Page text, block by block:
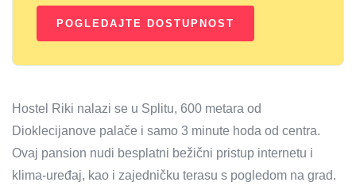
Hostel Riki nalazi se u Splitu, 600 metara od
Dioklecijanove palače i samo 3 minute hoda od centra.
Ovaj pansion nudi besplatni bežični pristup internetu i
klima-uređaj, kao i zajedničku terasu s pogledom na grad.